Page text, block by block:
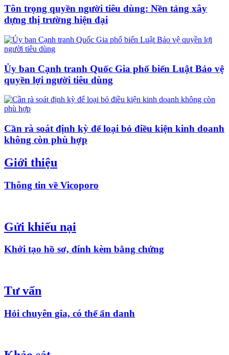
Tôn trọng quyền người tiêu dùng: Nền tảng xây
dựng thị trường hiện đại
Ủy ban Cạnh tranh Quốc Gia phổ biến Luật Bảo vệ
quyền lợi người tiêu dùng
Cần rà soát định kỳ để loại bỏ điều kiện kinh doanh
không còn phù hợp
Giới thiệu
Thông tin về Vicoporo
Gửi khiếu nại
Khởi tạo hồ sơ, đính kèm bằng chứng
Tư vấn
Hỏi chuyên gia, có thể ẩn danh